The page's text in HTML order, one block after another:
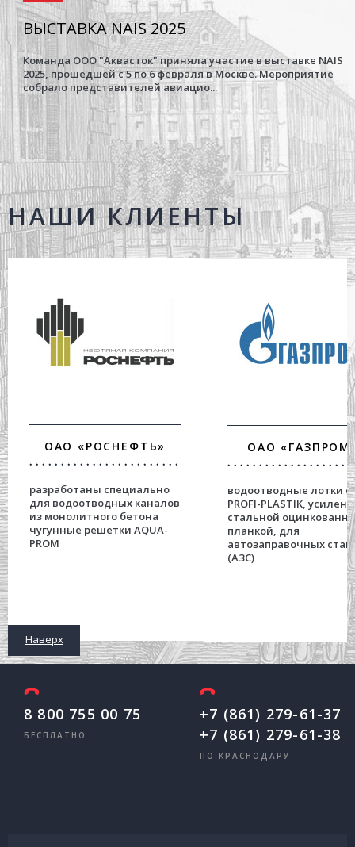
ВЫСТАВКА NAIS 2025
Команда ООО "Аквасток" приняла участие в выставке NAIS
2025, прошедшей с 5 по 6 февраля в Москве. Мероприятие
собрало представителей авиацио...
НАШИ КЛИЕНТЫ
ОАО «РОСНЕФТЬ»
разработаны специально
для водоотводных каналов
из монолитного бетона
чугунные решетки AQUA-
PROM
ОАО
водоотводные лотки
PROFI-PLASTIK,
стальной
планкой, для
автозаправочных
(АЗС)
Наверх
8 800 755 00 75
БЕСПЛАТНО
+7 (861) 279-61-37
+7 (861) 279-61-38
ПО КРАСНОДАРУ